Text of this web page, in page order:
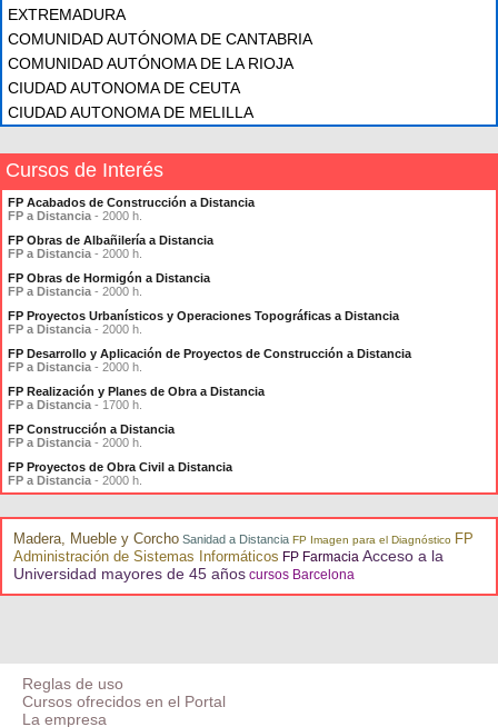
EXTREMADURA
COMUNIDAD AUTÓNOMA DE CANTABRIA
COMUNIDAD AUTÓNOMA DE LA RIOJA
CIUDAD AUTONOMA DE CEUTA
CIUDAD AUTONOMA DE MELILLA
Cursos de Interés
FP Acabados de Construcción a Distancia
FP a Distancia - 2000 h.
FP Obras de Albañilería a Distancia
FP a Distancia - 2000 h.
FP Obras de Hormigón a Distancia
FP a Distancia - 2000 h.
FP Proyectos Urbanísticos y Operaciones Topográficas a Distancia
FP a Distancia - 2000 h.
FP Desarrollo y Aplicación de Proyectos de Construcción a Distancia
FP a Distancia - 2000 h.
FP Realización y Planes de Obra a Distancia
FP a Distancia - 1700 h.
FP Construcción a Distancia
FP a Distancia - 2000 h.
FP Proyectos de Obra Civil a Distancia
FP a Distancia - 2000 h.
Madera, Mueble y Corcho Sanidad a Distancia FP Imagen para el Diagnóstico FP
Administración de Sistemas Informáticos FP Farmacia Acceso a la
Universidad mayores de 45 años cursos Barcelona
Reglas de uso
Cursos ofrecidos en el Portal
La empresa